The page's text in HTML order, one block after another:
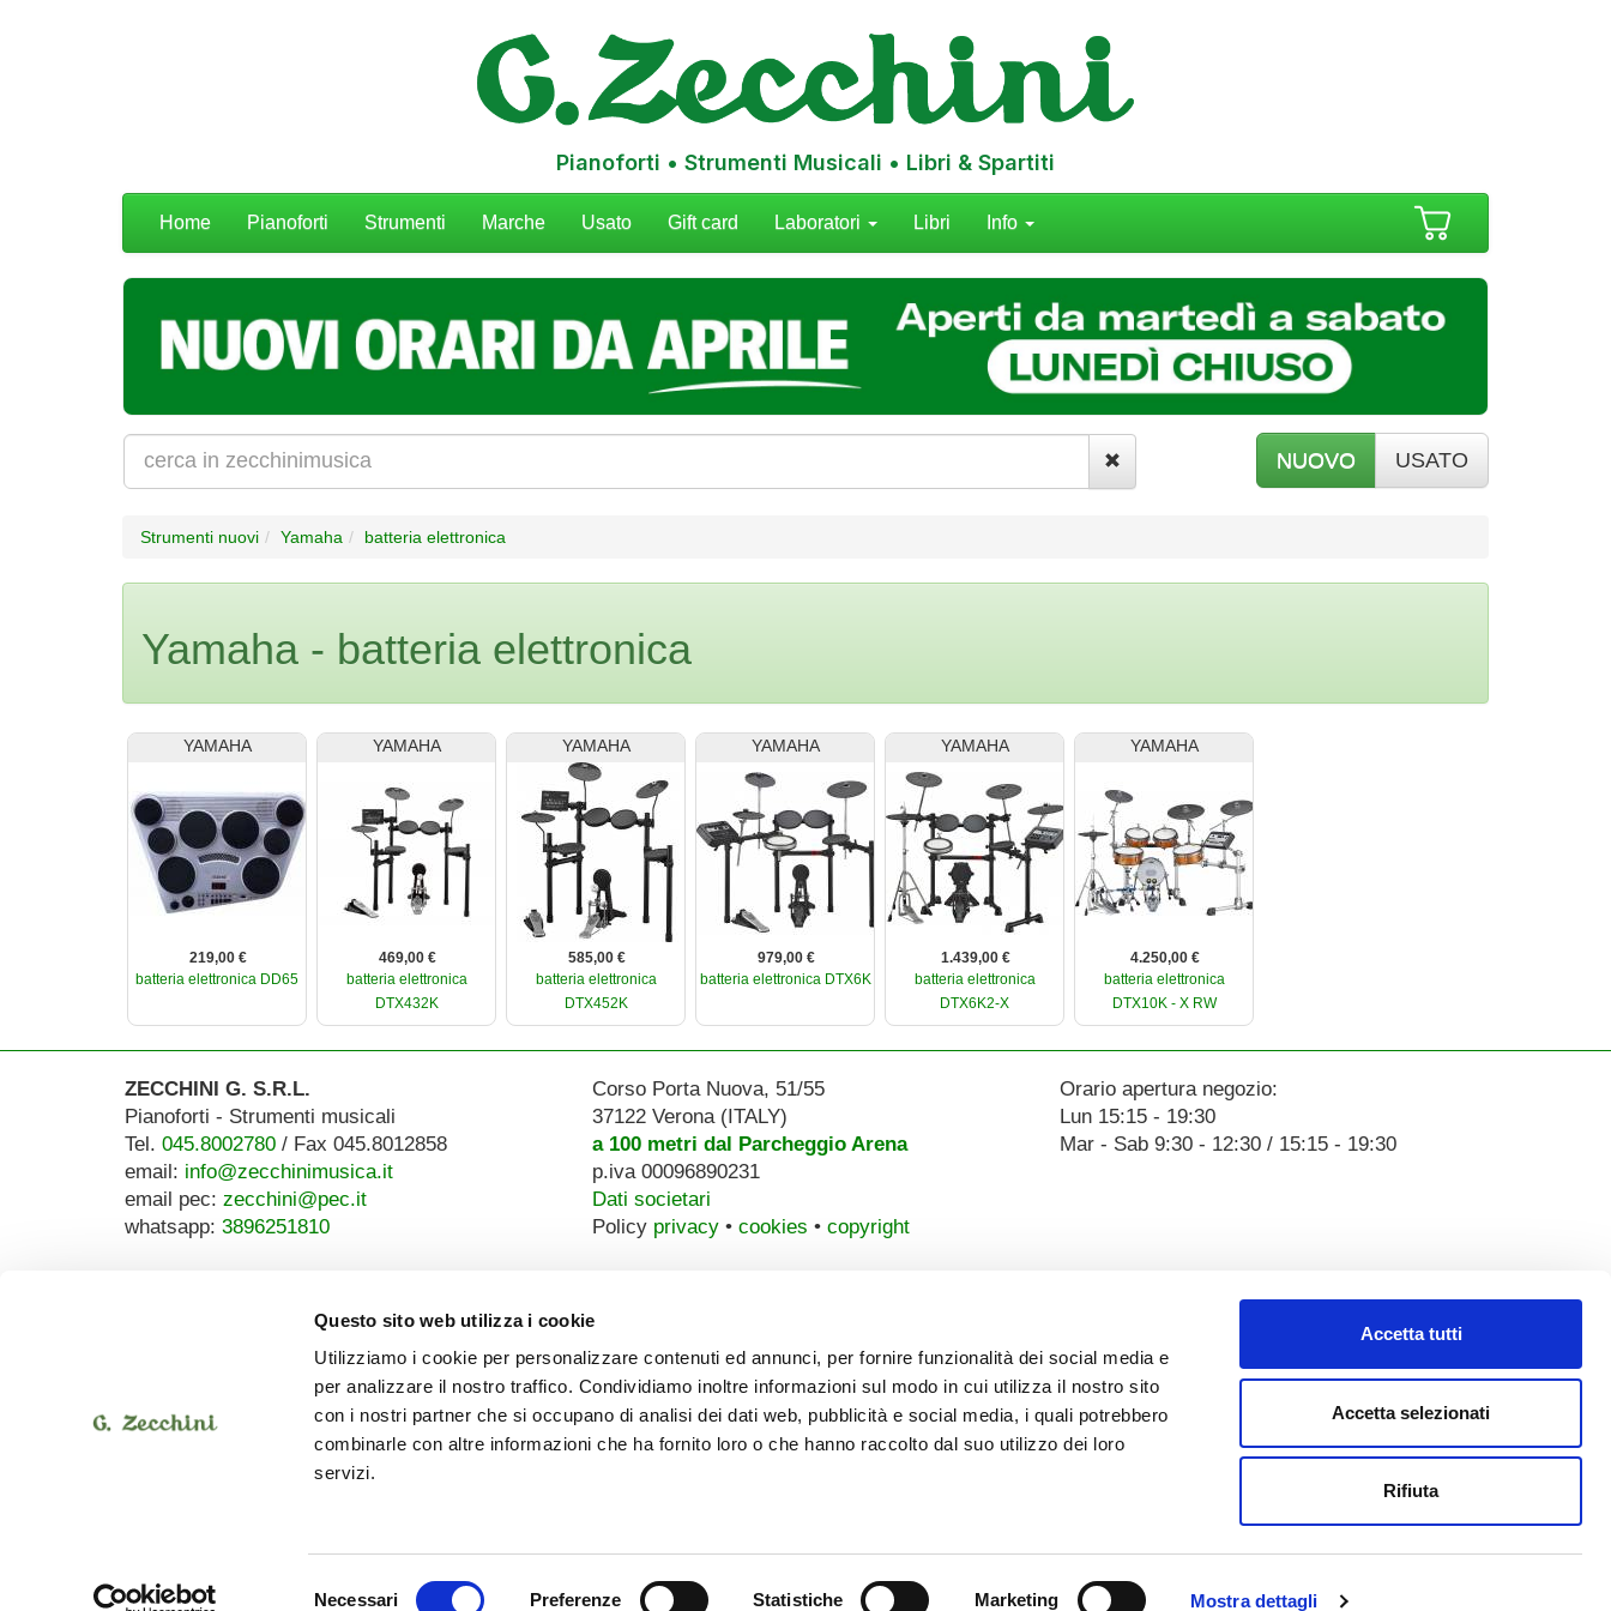
Questo sito web utilizza i cookie
Utilizziamo i cookie per personalizzare contenuti ed annunci, per fornire funzionalità dei social media e
per analizzare il nostro traffico. Condividiamo inoltre informazioni sul modo in cui utilizza il nostro sito
con i nostri partner che si occupano di analisi dei dati web, pubblicità e social media, i quali potrebbero
combinarle con altre informazioni che ha fornito loro o che hanno raccolto dal suo utilizzo dei loro
servizi.
Necessari Preferenze Statistiche Marketing Mostra dettagli
Accetta tutti
Accetta selezionati
Rifiuta
Pianoforti • Strumenti Musicali • Libri & Spartiti
navigazione
Home Pianoforti Strumenti Marche Usato Gift card Laboratori Libri Info
NUOVO USATO
Strumenti nuovi Yamaha batteria elettronica
Yamaha - batteria elettronica
YAMAHA
219,00 €
batteria elettronica DD65
YAMAHA
469,00 €
batteria elettronica
DTX432K
YAMAHA
585,00 €
batteria elettronica
DTX452K
YAMAHA
979,00 €
batteria elettronica DTX6K
YAMAHA
1.439,00 €
batteria elettronica
DTX6K2-X
YAMAHA
4.250,00 €
batteria elettronica
DTX10K - X RW
ZECCHINI G. S.R.L.
Pianoforti - Strumenti musicali
Tel. 045.8002780/ Fax 045.8012858
email: info@zecchinimusica.it
email pec: zecchini@pec.it
whatsapp: 3896251810
Corso Porta Nuova, 51/55
37122 Verona (ITALY)
a 100 metri dal Parcheggio Arena
p.iva 00096890231
Dati societari
Policy privacy• cookies • copyright
Orario apertura negozio:
Lun 15:15 - 19:30
Mar - Sab 9:30 - 12:30 / 15:15 - 19:30